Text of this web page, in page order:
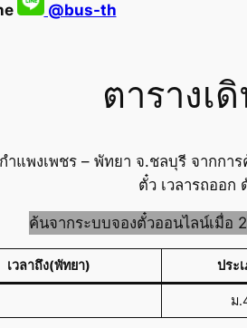
@bus-th
ตารางเ
ำแพงเพชร – พัทยา จ.ชลบุรี จากก
ตั๋ว เวลารถออก
ค้นจากระบบจองตั๋วออนไลน์เมื่อ
เวลาถึง(พัทยา) ประ
ม